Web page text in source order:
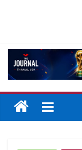
The